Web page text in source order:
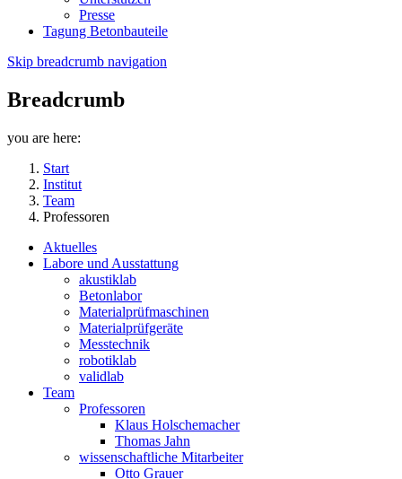
Presse
Tagung Betonbauteile
Skip breadcrumb navigation
Breadcrumb
you are here:
Start
Institut
Team
Professoren
Aktuelles
Labore und Ausstattung
akustiklab
Betonlabor
Materialprüfmaschinen
Materialprüfgeräte
Messtechnik
robotiklab
validlab
Team
Professoren
Klaus Holschemacher
Thomas Jahn
wissenschaftliche Mitarbeiter
Otto Grauer